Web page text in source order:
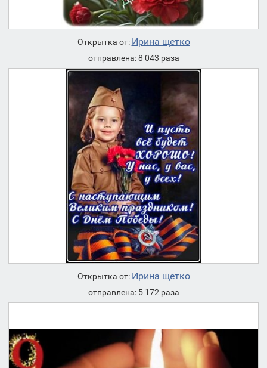
Открытка от: Ирина щетко
отправлена: 8 043 раза
Открытка от: Ирина щетко
отправлена: 5 172 раза